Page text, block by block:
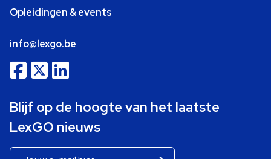
Opleidingen & events
info@lexgo.be
Blijf op de hoogte van het laatste
LexGO nieuws